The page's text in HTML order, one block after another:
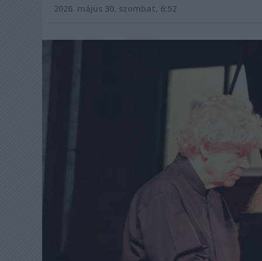
2026. május 30. szombat, 6:52